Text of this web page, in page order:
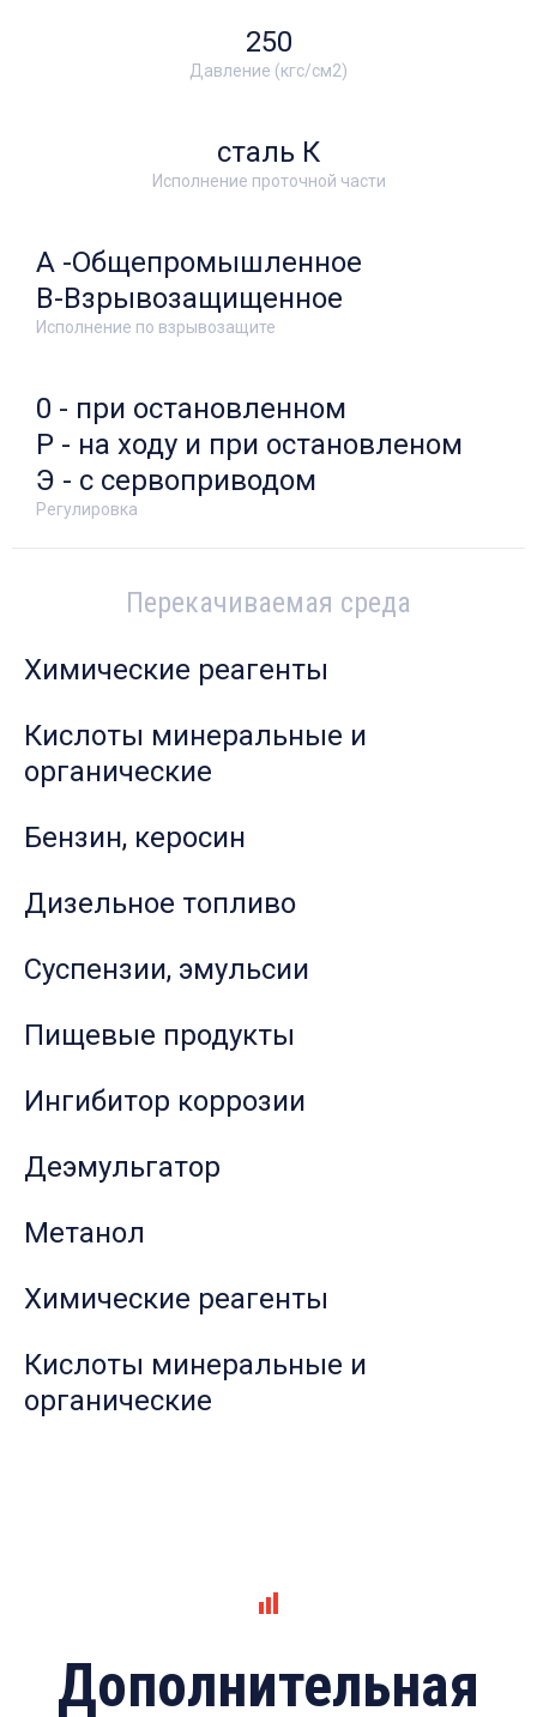
Давление (кгс/см2)
250
Исполнение проточной части
сталь К
Исполнение по взрывозащите
А -Общепромышленное
В-Взрывозащищенное
Регулировка
0 - при остановленном
Р - на ходу и при остановленом
Э - с сервоприводом
Перекачиваемая среда
Химические реагенты
Кислоты минеральные и
органические
Бензин, керосин
Дизельное топливо
Суспензии, эмульсии
Пищевые продукты
Ингибитор коррозии
Деэмульгатор
Метанол
Химические реагенты
Кислоты минеральные и
органические
Дополнительная